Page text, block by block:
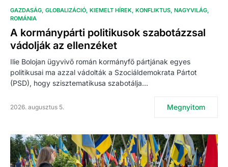
GAZDASÁG GLOBALIZÁCIÓ KIEMELT HÍREK KONFLIKTUS NAGYVILÁG
ROMÁNIA
A kormánypárti politikusok szabotázzsal
vádolják az ellenzéket
Ilie Bolojan ügyvivő román kormányfő pártjának egyes
politikusai ma azzal vádolták a Szociáldemokrata Pártot
(PSD), hogy szisztematikusa szabotálja…
2026. augusztus 5. Megnyitom